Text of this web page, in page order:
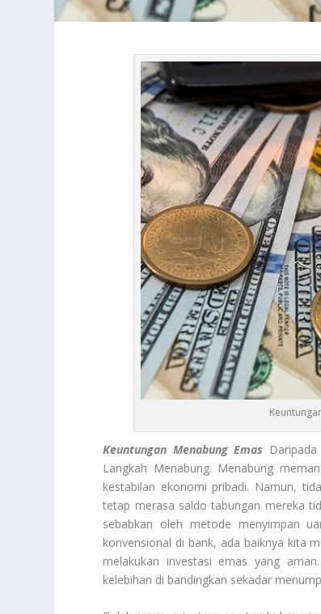
Keuntungan Menabung Emas
Langkah Menabung. Menabung
kestabilan ekonomi pribadi. Namun,
tetap merasa saldo tabungan mereka
sebabkan oleh metode menyimpan
konvensional di bank, ada baiknya kita
melakukan investasi emas yang
kelebihan di bandingkan sekadar